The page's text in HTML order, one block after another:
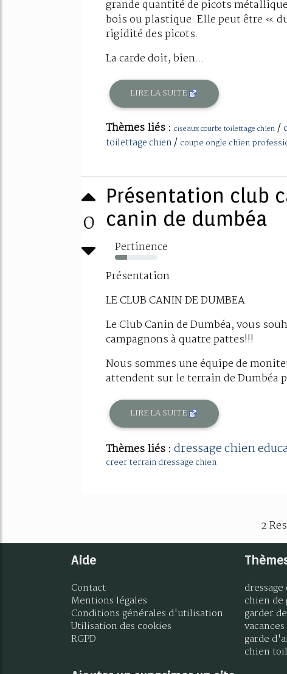
grande quantité de picots
bois ou plastique. Elle peut être «
rigidité des picots.
La carde doit, bien...
LIRE LA SUITE
Thèmes liés : ciseaux courbe toilettage chien /
toilettage chien/ coupe ongle chien
0
Présentation club
canin de dumbéa
Pertinence
28%
Présentation
LE CLUB CANIN DE DUMBEA
Le Club Canin de Dumbéa, vous
campagnons à quatre pattes!!!
Nous sommes une équipe de
attendent sur le terrain de Dumbéa
LIRE LA SUITE
Thèmes liés : dressage chien
creer terrain dressage chien
2
Aide
Contact
Mentions légales
Conditions générales d'utilisation
Utilisation des cookies
RGPD
chien de
garder
vacances
garde
chien